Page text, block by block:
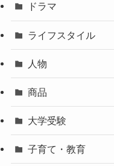
ドラマ
ライフスタイル
人物
商品
大学受験
子育て・教育